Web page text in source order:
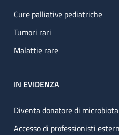
Cure palliative pediatriche
Tumori rari
Malattie rare
IN EVIDENZA
Diventa donatore di microbiota
Accesso di professionisti